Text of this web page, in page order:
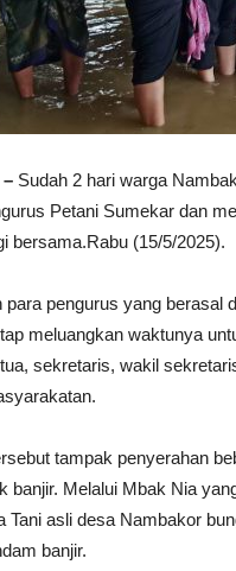
Sudah 2 hari warga
Petani Sumekar dan
bersama.Rabu (15/5/2025).
pengurus yang berasal
meluangkan waktunya
sekretaris, wakil
tampak penyerahan
banjir. Melalui Mbak Nia
Tani asli desa Nambakor
banjir.